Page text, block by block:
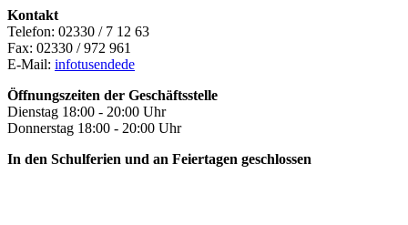
Kontakt
Telefon: 02330 / 7 12 63
Fax: 02330 / 972 961
E-Mail: infotusendede
Öffnungszeiten der Geschäftsstelle
Dienstag 18:00 - 20:00 Uhr
Donnerstag 18:00 - 20:00 Uhr
In den Schulferien und an Feiertagen geschlossen